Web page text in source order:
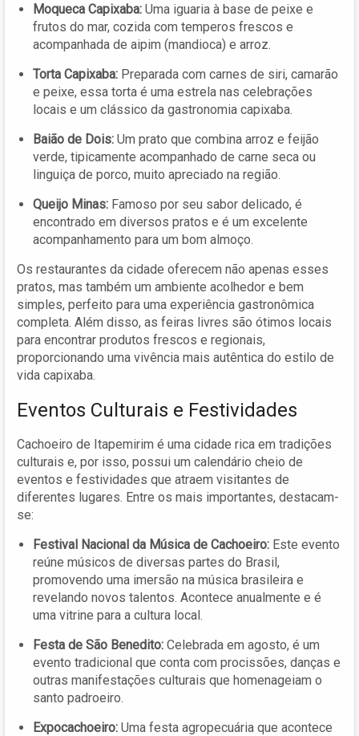
Moqueca Capixaba: Uma iguaria à base de peixe e
frutos do mar, cozida com temperos frescos e
acompanhada de aipim (mandioca) e arroz.
Torta Capixaba: Preparada com carnes de siri, camarão
e peixe, essa torta é uma estrela nas celebrações
locais e um clássico da gastronomia capixaba.
Baião de Dois: Um prato que combina arroz e feijão
verde, tipicamente acompanhado de carne seca ou
linguiça de porco, muito apreciado na região.
Queijo Minas: Famoso por seu sabor delicado, é
encontrado em diversos pratos e é um excelente
acompanhamento para um bom almoço.
Os restaurantes da cidade oferecem não apenas esses
pratos, mas também um ambiente acolhedor e bem
simples, perfeito para uma experiência gastronômica
completa. Além disso, as feiras livres são ótimos locais
para encontrar produtos frescos e regionais,
proporcionando uma vivência mais autêntica do estilo de
vida capixaba.
Eventos Culturais e Festividades
Cachoeiro de Itapemirim é uma cidade rica em tradições
culturais e, por isso, possui um calendário cheio de
eventos e festividades que atraem visitantes de
diferentes lugares. Entre os mais importantes, destacam-
se:
Festival Nacional da Música de Cachoeiro: Este evento
reúne músicos de diversas partes do Brasil,
promovendo uma imersão na música brasileira e
revelando novos talentos. Acontece anualmente e é
uma vitrine para a cultura local.
Festa de São Benedito: Celebrada em agosto, é um
evento tradicional que conta com procissões, danças e
outras manifestações culturais que homenageiam o
santo padroeiro.
Expocachoeiro: Uma festa agropecuária que acontece